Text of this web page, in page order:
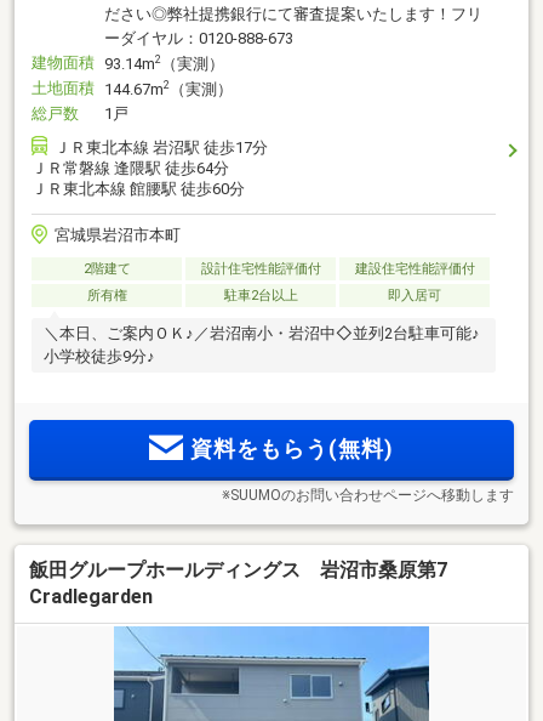
ださい◎弊社提携銀行にて審査提案いたします！フリ
ーダイヤル：0120-888-673
建物面積 93.14m2
（実測）
土地面積 144.67m2
（実測）
総戸数
1戸
ＪＲ東北本線 岩沼駅 徒歩17分
ＪＲ常磐線 逢隈駅 徒歩64分
ＪＲ東北本線 館腰駅 徒歩60分
宮城県岩沼市本町
2階建て 設計住宅性能評価付
建設住宅性能評価付
所有権
駐車2台以上 即入居可
＼本日、ご案内ＯＫ♪／岩沼南小・岩沼中◇並列2台駐車可能♪
小学校徒歩9分♪
資料をもらう(無料)
※SUUMOのお問い合わせページへ移動します
飯田グループホールディングス 岩沼市桑原第7
Cradlegarden